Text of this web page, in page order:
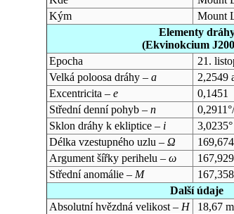
Kým
Mount
Elementy
(Ekvinokcium
Epocha
21.
Velká poloosa dráhy – a
2,2549
Excentricita – e
0,1451
Střední denní pohyb – n
Sklon dráhy k ekliptice – i
3,0235°
Délka vzestupného uzlu – Ω
Argument šířky perihelu – ω
Střední anomálie – M
Další údaje
Absolutní hvězdná velikost – H
18,67